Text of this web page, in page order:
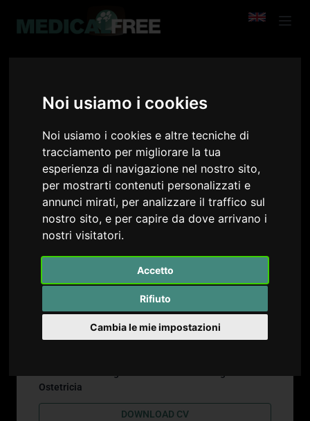
Noi usiamo i cookies
Noi usiamo i cookies e altre tecniche di
tracciamento per migliorare la tua
esperienza di navigazione nel nostro sito,
per mostrarti contenuti personalizzati e
annunci mirati, per analizzare il traffico sul
nostro sito, e per capire da dove arrivano i
nostri visitatori.
Accetto
Rifiuto
Cambia le mie impostazioni
Go Back
Prof. Seracchioli Renato
Ginecologia e Ostetricia
Ostetricia
DOWNLOAD CV